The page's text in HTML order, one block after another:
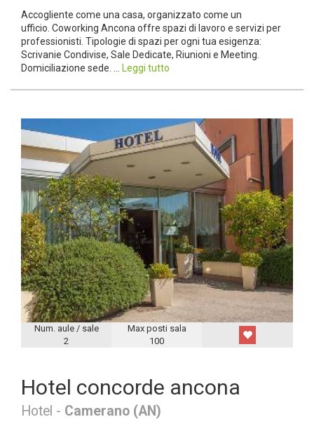
Accogliente come una casa, organizzato come un
ufficio. Coworking Ancona offre spazi di lavoro e servizi per
professionisti. Tipologie di spazi per ogni tua esigenza:
Scrivanie Condivise, Sale Dedicate, Riunioni e Meeting.
Domiciliazione sede. ...
Leggi tutto
Num. aule / sale
2
Max posti sala
100
Hotel concorde ancona
Hotel - Camerano (AN)